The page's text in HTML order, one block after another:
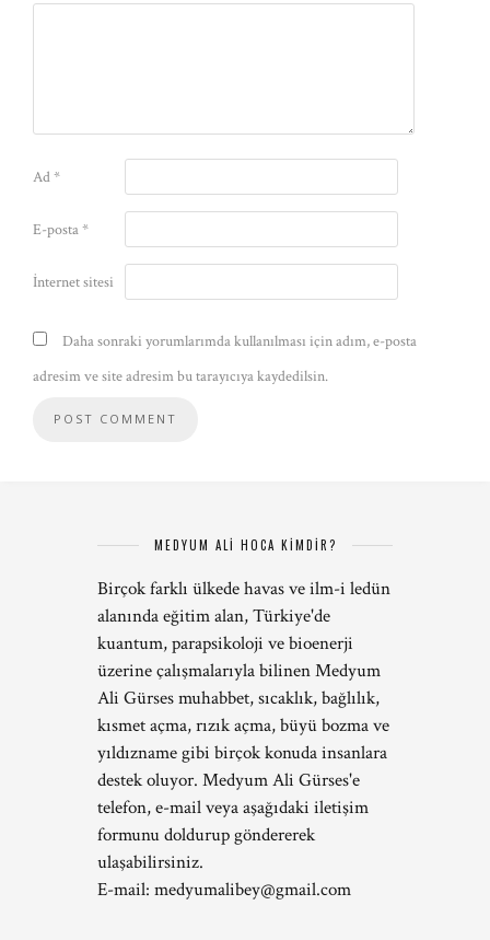
Ad*
E-posta*
İnternet sitesi
Daha sonraki yorumlarımda kullanılması için adım, e-posta
adresim ve site adresim bu tarayıcıya kaydedilsin.
MEDYUM ALİ HOCA KİMDİR?
Birçok farklı ülkede havas ve ilm-i ledün
alanında eğitim alan, Türkiye'de
kuantum, parapsikoloji ve bioenerji
üzerine çalışmalarıyla bilinen Medyum
Ali Gürses muhabbet, sıcaklık, bağlılık,
kısmet açma, rızık açma, büyü bozma ve
yıldızname gibi birçok konuda insanlara
destek oluyor. Medyum Ali Gürses'e
telefon, e-mail veya aşağıdaki iletişim
formunu doldurup göndererek
ulaşabilirsiniz.
E-mail: medyumalibey@gmail.com